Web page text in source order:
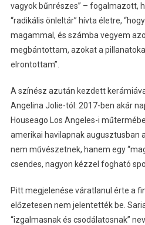
vagyok bűnrészes” – fogalmazott,
“radikális önleltár” hívta életre,
magammal, és számba vegyem
megbántottam, azokat a
elrontottam”.
A színész azután kezdett
Angelina Jolie-tól: 2017-ben akár
Houseago Los Angeles-i
amerikai havilapnak augusztusban
nem művészetnek, hanem egy
csendes, nagyon kézzel fogható
Pitt megjelenése váratlanul érte a
előzetesen nem jelentették be.
“izgalmasnak és csodálatosnak”